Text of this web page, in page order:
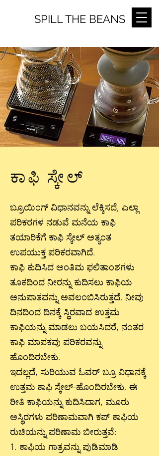
SPILL THE BEANS
ಕಾಫಿ ಸ್ಕೇಲ್
ಬ್ರೂಯಿಂಗ್ ವಿಧಾನವನ್ನು ಲೆಕ್ಕಿಸದೆ, ಎಲ್ಲಾ
ಪರಿಕರಗಳ ನಡುವೆ ಮನೆಯ ಕಾಫಿ
ತಯಾರಿಕೆಗೆ ಕಾಫಿ ಸ್ಕೇಲ್ ಅತ್ಯಂತ
ಉಪಯುಕ್ತ ಪರಿಕರವಾಗಿದೆ.
ಕಾಫಿ ಕುದಿಸಿದ ಅಂತಿಮ ಫಲಿತಾಂಶಗಳು
ತೂಕದಿಂದ ನೀರನ್ನು ಕುದಿಸಲು ಕಾಫಿಯ
ಅನುಪಾತವನ್ನು ಅವಲಂಬಿಸಿರುತ್ತದೆ. ನೀವು
ದಿನದಿಂದ ದಿನಕ್ಕೆ ಸ್ಥಿರವಾದ ಉತ್ತಮ
ಕಾಫಿಯನ್ನು ಮಾಡಲು ಬಯಸಿದರೆ, ನಂತರ
ಕಾಫಿ ಮಾಪಕವು ಪರಿಕರವನ್ನು
ಹೊಂದಿರಬೇಕು.
ಇದಲ್ಲದೆ, ಸುರಿಯುವ ಓವರ್ ಬ್ರೂ ವಿಧಾನಕ್ಕೆ
ಉತ್ತಮ ಕಾಫಿ ಸ್ಕೇಲ್-ಹೊಂದಿರಬೇಕು. ಈ
ರೀತಿ ಕಾಫಿಯನ್ನು ಕುದಿಸಿದಾಗ, ಮೂರು
ಅಸ್ಥಿರಗಳು ಪರಿಣಾಮವಾಗಿ ಕಪ್ ಕಾಫಿಯ
ರುಚಿಯನ್ನು ಪರಿಣಾಮ ಬೀರುತ್ತವೆ:
1. ಕಾಫಿಯ ಗಾತ್ರವನ್ನು ಪುಡಿಮಾಡಿ